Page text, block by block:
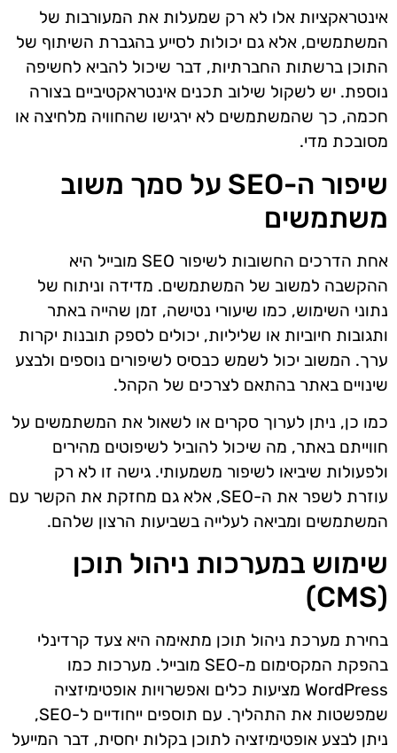
אינטראקציות אלו לא רק שמעלות את המעורבות של
המשתמשים, אלא גם יכולות לסייע בהגברת השיתוף של
התוכן ברשתות החברתיות, דבר שיכול להביא לחשיפה
נוספת. יש לשקול שילוב תכנים אינטראקטיביים בצורה
חכמה, כך שהמשתמשים לא ירגישו שהחוויה מלחיצה או
מסובכת מדי.
שיפור ה-SEO על סמך משוב
משתמשים
אחת הדרכים החשובות לשיפור SEO מובייל היא
ההקשבה למשוב של המשתמשים. מדידה וניתוח של
נתוני השימוש, כמו שיעורי נטישה, זמן שהייה באתר
ותגובות חיוביות או שליליות, יכולים לספק תובנות יקרות
ערך. המשוב יכול לשמש כבסיס לשיפורים נוספים ולבצע
שינויים באתר בהתאם לצרכים של הקהל.
כמו כן, ניתן לערוך סקרים או לשאול את המשתמשים על
חווייתם באתר, מה שיכול להוביל לשיפוטים מהירים
ולפעולות שיביאו לשיפור משמעותי. גישה זו לא רק
עוזרת לשפר את ה-SEO, אלא גם מחזקת את הקשר עם
המשתמשים ומביאה לעלייה בשביעות הרצון שלהם.
שימוש במערכות ניהול תוכן
(CMS)
בחירת מערכת ניהול תוכן מתאימה היא צעד קרדינלי
בהפקת המקסימום מ-SEO מובייל. מערכות כמו
WordPress מציעות כלים ואפשרויות אופטימיזציה
שמפשטות את התהליך. עם תוספים ייחודיים ל-SEO,
ניתן לבצע אופטימיזציה לתוכן בקלות יחסית, דבר המייעל